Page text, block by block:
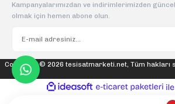
Kampanyalarımızdan ve indirimlerimizden
olmak için hemen abone olun.
Copyright © 2026 tesisatmarketi.net, Tüm hakları
ideasoft
e-